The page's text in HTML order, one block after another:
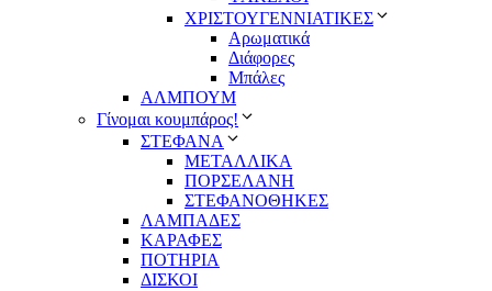
ΧΡΙΣΤΟΥΓΕΝΝΙΑΤΙΚΕΣ
Αρωματικά
Διάφορες
Μπάλες
ΑΛΜΠΟΥΜ
Γίνομαι κουμπάρος!
ΣΤΕΦΑΝΑ
ΜΕΤΑΛΛΙΚΑ
ΠΟΡΣΕΛΑΝΗ
ΣΤΕΦΑΝΟΘΗΚΕΣ
ΛΑΜΠΑΔΕΣ
ΚΑΡΑΦΕΣ
ΠΟΤΗΡΙΑ
ΔΙΣΚΟΙ